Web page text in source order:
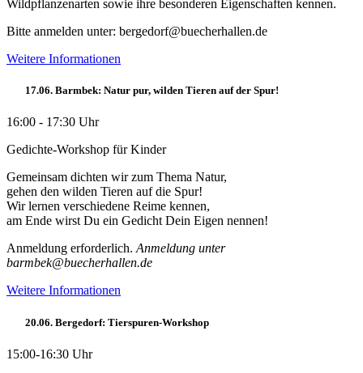
Wildpflanzenarten sowie ihre besonderen Eigenschaften kennen.
Bitte anmelden unter: bergedorf@buecherhallen.de
Weitere Informationen
17.06. Barmbek: Natur pur, wilden Tieren auf der Spur!
16:00 - 17:30 Uhr
Gedichte-Workshop für Kinder
Gemeinsam dichten wir zum Thema Natur,
gehen den wilden Tieren auf die Spur!
Wir lernen verschiedene Reime kennen,
am Ende wirst Du ein Gedicht Dein Eigen nennen!
Anmeldung erforderlich. Anmeldung unter
barmbek@buecherhallen.de
Weitere Informationen
20.06. Bergedorf: Tierspuren-Workshop
15:00-16:30 Uhr